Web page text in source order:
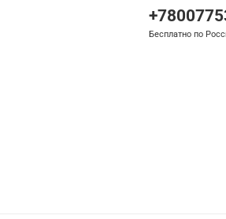
Бесплатно по